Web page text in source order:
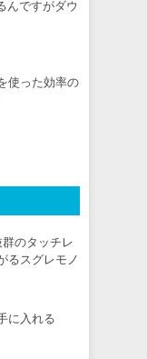
んですがダウ
使った効率の
のタッチレ
るスグレモノ
に入れる